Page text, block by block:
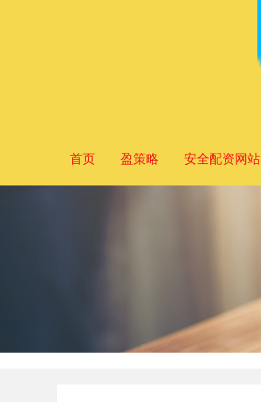
首页 盈策略 安全配资网站